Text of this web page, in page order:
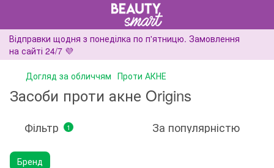
Відправки щодня з понеділка по п'ятницю. Замовлення
на сайті 24/7 💜
Догляд за обличчям Проти АКНЕ
Засоби проти акне Origins
Фільтр 1 За популярністю
Бренд